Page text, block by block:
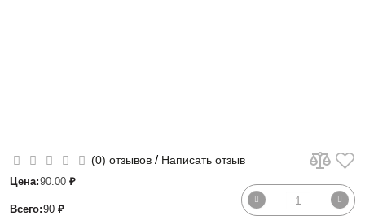
(0) отзывов / Написать отзыв
Цена:90.00 ₽
Всего:90 ₽